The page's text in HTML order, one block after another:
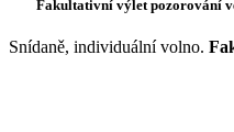
Fakultativní výlet pozorování
Snídaně, individuální volno.